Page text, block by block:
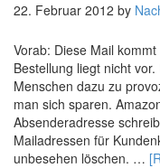
22. Februar 2012 by
Vorab: Diese Mail
Bestellung liegt nicht
Menschen dazu zu
man sich sparen.
Absenderadresse
Mailadressen für
unbesehen löschen. …